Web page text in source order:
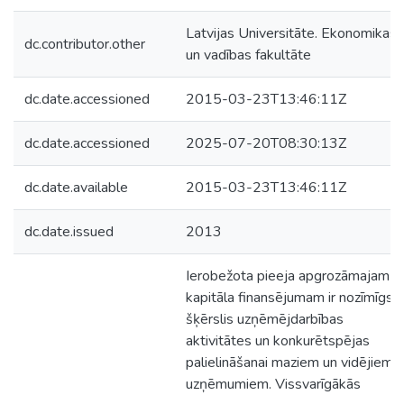
dc.contributor.other
Latvijas Universitāte. Ekonomikas
un vadības fakultāte
dc.date.accessioned 2015-03-23T13:46:11Z
dc.date.accessioned 2025-07-20T08:30:13Z
dc.date.available 2015-03-23T13:46:11Z
dc.date.issued 2013
Ierobežota pieeja apgrozāmajam
kapitāla finansējumam ir nozīmīgs
šķērslis uzņēmējdarbības
aktivitātes un konkurētspējas
palielināšanai maziem un vidējiem
uzņēmumiem. Vissvarīgākās